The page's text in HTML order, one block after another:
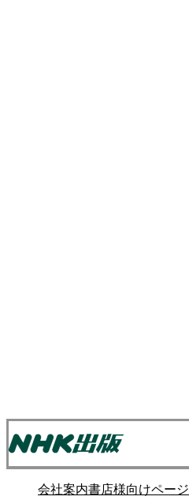
会社案内書店様向けページ